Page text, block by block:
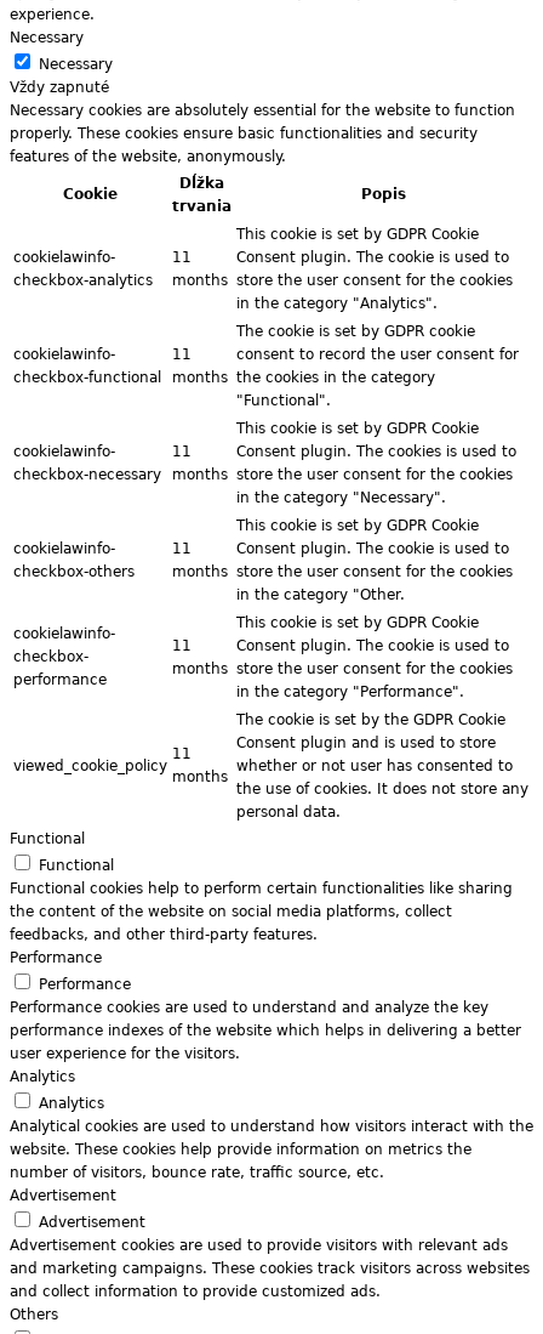
experience.
Necessary
Necessary
Vždy zapnuté
Necessary cookies are absolutely essential for the website to function
properly. These cookies ensure basic functionalities and security
features of the website, anonymously.
Cookie
Dĺžka
trvania
Popis
cookielawinfo-
checkbox-analytics
11
months
This cookie is set by GDPR Cookie
Consent plugin. The cookie is used to
store the user consent for the cookies
in the category "Analytics".
cookielawinfo-
checkbox-functional
11
months
The cookie is set by GDPR cookie
consent to record the user consent for
the cookies in the category
"Functional".
cookielawinfo-
checkbox-necessary
11
months
This cookie is set by GDPR Cookie
Consent plugin. The cookies is used to
store the user consent for the cookies
in the category "Necessary".
cookielawinfo-
checkbox-others
11
months
This cookie is set by GDPR Cookie
Consent plugin. The cookie is used to
store the user consent for the cookies
in the category "Other.
cookielawinfo-
checkbox-
performance
11
months
This cookie is set by GDPR Cookie
Consent plugin. The cookie is used to
store the user consent for the cookies
in the category "Performance".
viewed_cookie_policy
11
months
The cookie is set by the GDPR Cookie
Consent plugin and is used to store
whether or not user has consented to
the use of cookies. It does not store any
personal data.
Functional
Functional
Functional cookies help to perform certain functionalities like sharing
the content of the website on social media platforms, collect
feedbacks, and other third-party features.
Performance
Performance
Performance cookies are used to understand and analyze the key
performance indexes of the website which helps in delivering a better
user experience for the visitors.
Analytics
Analytics
Analytical cookies are used to understand how visitors interact with the
website. These cookies help provide information on metrics the
number of visitors, bounce rate, traffic source, etc.
Advertisement
Advertisement
Advertisement cookies are used to provide visitors with relevant ads
and marketing campaigns. These cookies track visitors across websites
and collect information to provide customized ads.
Others